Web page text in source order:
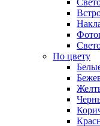
По цвету